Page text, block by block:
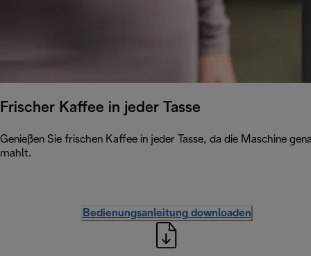
Frischer Kaffee in jeder Tasse
Genießen Sie frischen Kaffee in jeder Tasse, da die Maschine
mahlt.
Bedienungsanleitung downloaden